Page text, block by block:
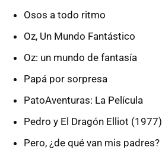
Osos a todo ritmo
Oz, Un Mundo Fantástico
Oz: un mundo de fantasía
Papá por sorpresa
PatoAventuras: La Película
Pedro y El Dragón Elliot (1977)
Pero, ¿de qué van mis padres?